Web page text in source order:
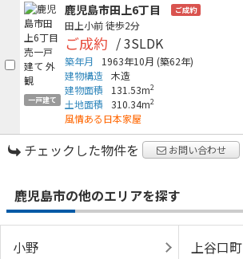
一戸建て
鹿児島市田上6丁目 ご成約
田上小前徒歩2分
ご成約 / 3SLDK
築年月 1963年10月 (築62年)
建物構造 木造
建物面積
131.53m2
土地面積 310.34m2
風情ある日本家屋
チェックした物件を お問い合わせ
鹿児島市の他のエリアを探す
小野 上谷口町